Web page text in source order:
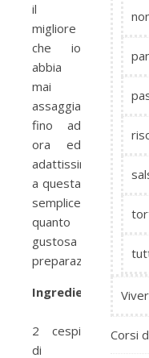
il
migliore
che io
abbia
mai
assaggiato
fino ad
ora ed
adattissimo
a questa
semplice
quanto
gustosa
preparazione.
Ingredienti:
2 cespi
di
Corsi